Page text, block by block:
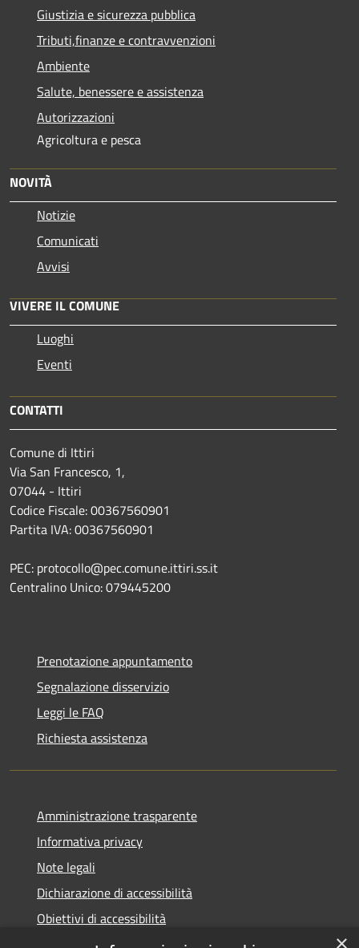
Giustizia e sicurezza pubblica
Tributi,finanze e contravvenzioni
Ambiente
Salute, benessere e assistenza
Autorizzazioni
Agricoltura e pesca
NOVITÀ
Notizie
Comunicati
Avvisi
VIVERE IL COMUNE
Luoghi
Eventi
CONTATTI
Comune di Ittiri
Via San Francesco, 1,
07044 - Ittiri
Codice Fiscale: 00367560901
Partita IVA: 00367560901
PEC: protocollo@pec.comune.ittiri.ss.it
Centralino Unico: 079445200
Prenotazione appuntamento
Segnalazione disservizio
Leggi le FAQ
Richiesta assistenza
Amministrazione trasparente
Informativa privacy
Note legali
Dichiarazione di accessibilità
Obiettivi di accessibilità